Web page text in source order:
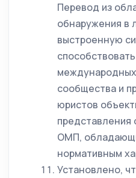
Перевод из
обнаружения в
выстроенную
сообщества и
юристов
представления
ОМП,
нормативным
Установлено,